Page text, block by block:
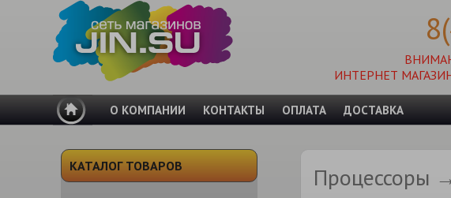
ИНТЕРНЕТ
О КОМПАНИИ КОНТАКТЫ ОПЛАТА ДОСТАВКА
КАТАЛОГ ТОВАРОВ Процессоры